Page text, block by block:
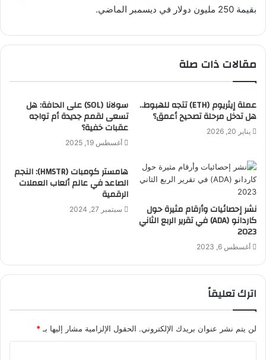
بقيمة 250 مليون دولار في ديسمبر الماضي.
مقالات ذات صلة
عملة إيثريوم (ETH) تتجه للهبوط..
هل تدخل مرحلة تصحيح أعمق؟
يناير 20, 2026
سولانا (SOL) على الحافة: هل
تسعى لقمم جديدة أم تواجه
عقبات خفية؟
أغسطس 19, 2025
نشر إحصائيات وأرقام مثيرة حول
كاردانو (ADA) في تقرير الربع الثاني
2023
أغسطس 6, 2023
هامستر كومبات (HMSTR): النجم
الصاعد في عالم ألعاب العملات
الرقمية
سبتمبر 27, 2024
اترك تعليقاً
لن يتم نشر عنوان بريدك الإلكتروني. الحقول الإلزامية مشار إليها بـ *